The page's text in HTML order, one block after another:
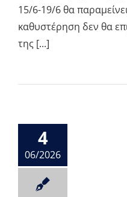
15/6-19/6 θα
καθυστέρηση δεν θα
της [...]
4
06/2026